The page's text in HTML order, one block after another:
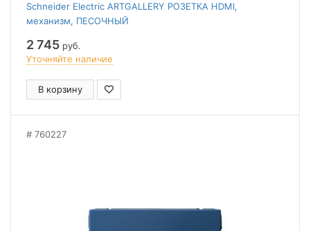
Schneider Electric ARTGALLERY РОЗЕТКА HDMI,
механизм, ПЕСОЧНЫЙ
2 745 руб.
Уточняйте наличие
В корзину
760227